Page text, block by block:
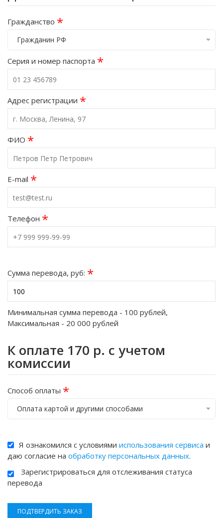
Гражданство *
Гражданин РФ
Серия и номер паспорта *
Адрес регистрации *
ФИО *
E-mail *
Телефон *
Сумма перевода, руб: *
Минимальная сумма перевода - 100 рублей,
Максимальная - 20 000 рублей
К оплате 170 р. с учетом
комиссии
Способ оплаты *
Оплата картой и другими способами
Я ознакомился с условиями использования сервиса и
даю согласие на обработку персональных данных.
Зарегистрироваться для отслеживания статуса
перевода
ПОДТВЕРДИТЬ ЗАКАЗ